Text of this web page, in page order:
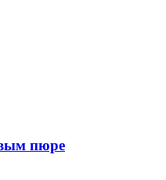
пюре